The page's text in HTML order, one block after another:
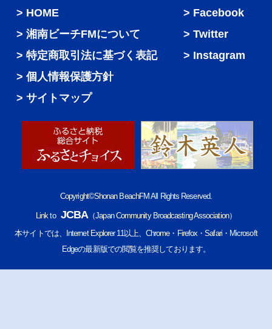
HOME
湘南ビーチFMについて
特定商取引法に基づく表記
個人情報保護方針
サイトマップ
Facebook
Twitter
Instagram
Copyright©Shonan BeachFM All Rights Reserved.
Link to JCBA（Japan Community Broadcasting Association）
本サイトでは、Internet Explorer 11以上、Chrome・Firefox・Safari・Microsoft
Edgeの最新版での閲覧を推奨しております。